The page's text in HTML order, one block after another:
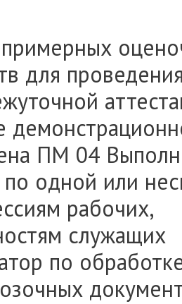
для проведения
ПМ 04
по одной или
рабочих,
служащих
по